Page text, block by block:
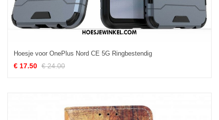
Hoesje voor OnePlus Nord CE 5G Ringbestendig
€ 17.50 € 24.00